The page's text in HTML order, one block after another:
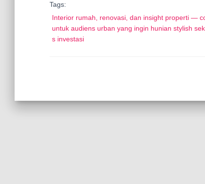
Tags:
Interior rumah, renovasi, dan insight properti —
untuk audiens urban yang ingin hunian stylish
s investasi